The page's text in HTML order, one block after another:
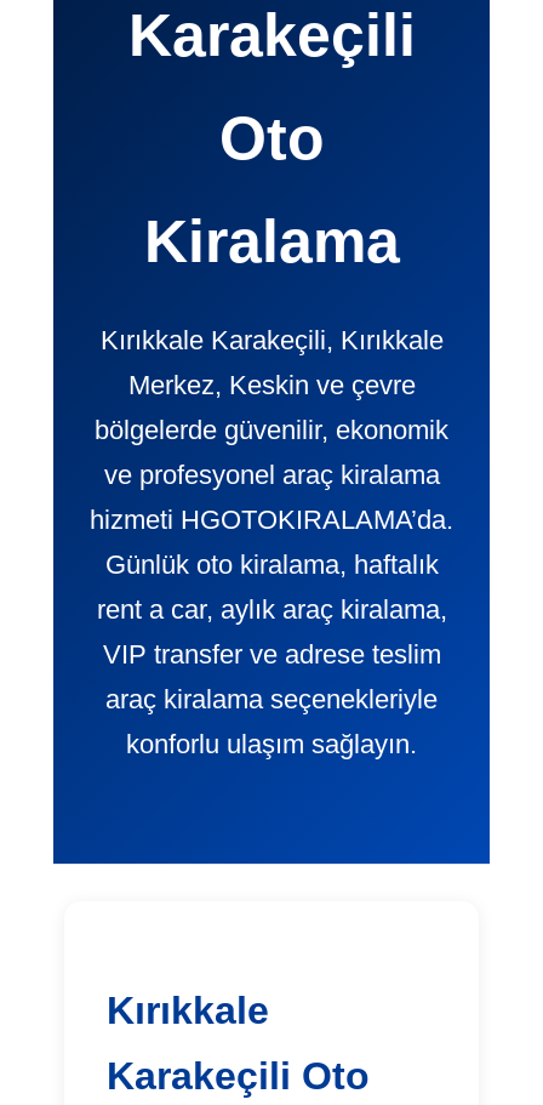
Karakeçili
Oto
Kiralama
Kırıkkale Karakeçili, Kırıkkale
Merkez, Keskin ve çevre
bölgelerde güvenilir, ekonomik
ve profesyonel araç kiralama
hizmeti HGOTOKIRALAMA’da.
Günlük oto kiralama, haftalık
rent a car, aylık araç kiralama,
VIP transfer ve adrese teslim
araç kiralama seçenekleriyle
konforlu ulaşım sağlayın.
Kırıkkale
Karakeçili Oto